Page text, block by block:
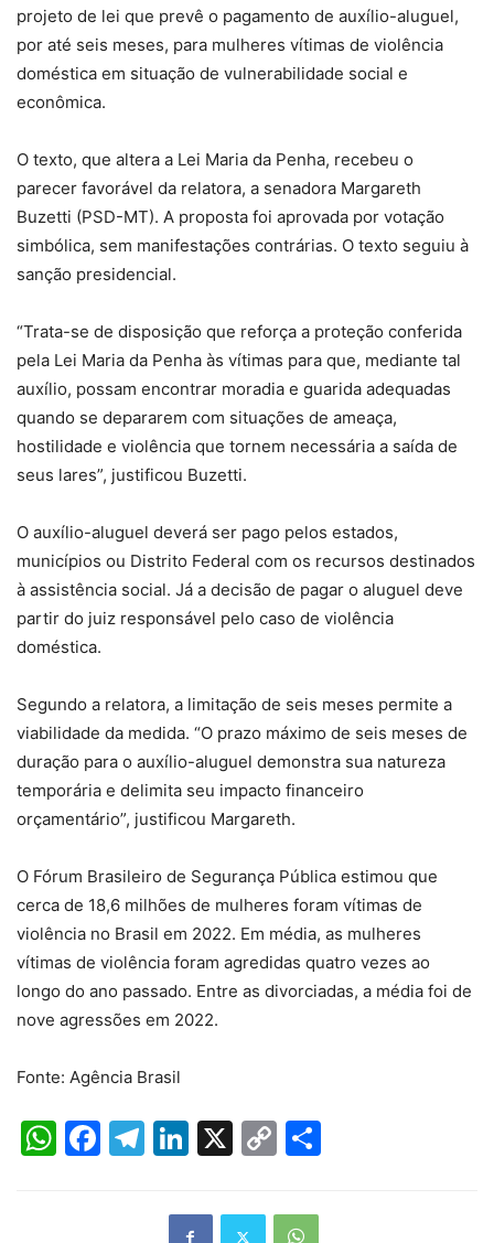
projeto de lei que prevê o pagamento de auxílio-aluguel,
por até seis meses, para mulheres vítimas de violência
doméstica em situação de vulnerabilidade social e
econômica.
O texto, que altera a Lei Maria da Penha, recebeu o
parecer favorável da relatora, a senadora Margareth
Buzetti (PSD-MT). A proposta foi aprovada por votação
simbólica, sem manifestações contrárias. O texto seguiu à
sanção presidencial.
“Trata-se de disposição que reforça a proteção conferida
pela Lei Maria da Penha às vítimas para que, mediante tal
auxílio, possam encontrar moradia e guarida adequadas
quando se depararem com situações de ameaça,
hostilidade e violência que tornem necessária a saída de
seus lares”, justificou Buzetti.
O auxílio-aluguel deverá ser pago pelos estados,
municípios ou Distrito Federal com os recursos destinados
à assistência social. Já a decisão de pagar o aluguel deve
partir do juiz responsável pelo caso de violência
doméstica.
Segundo a relatora, a limitação de seis meses permite a
viabilidade da medida. “O prazo máximo de seis meses de
duração para o auxílio-aluguel demonstra sua natureza
temporária e delimita seu impacto financeiro
orçamentário”, justificou Margareth.
O Fórum Brasileiro de Segurança Pública estimou que
cerca de 18,6 milhões de mulheres foram vítimas de
violência no Brasil em 2022. Em média, as mulheres
vítimas de violência foram agredidas quatro vezes ao
longo do ano passado. Entre as divorciadas, a média foi de
nove agressões em 2022.
Fonte: Agência Brasil
WhatsApp
Facebook
Telegram
LinkedIn
X
Copy